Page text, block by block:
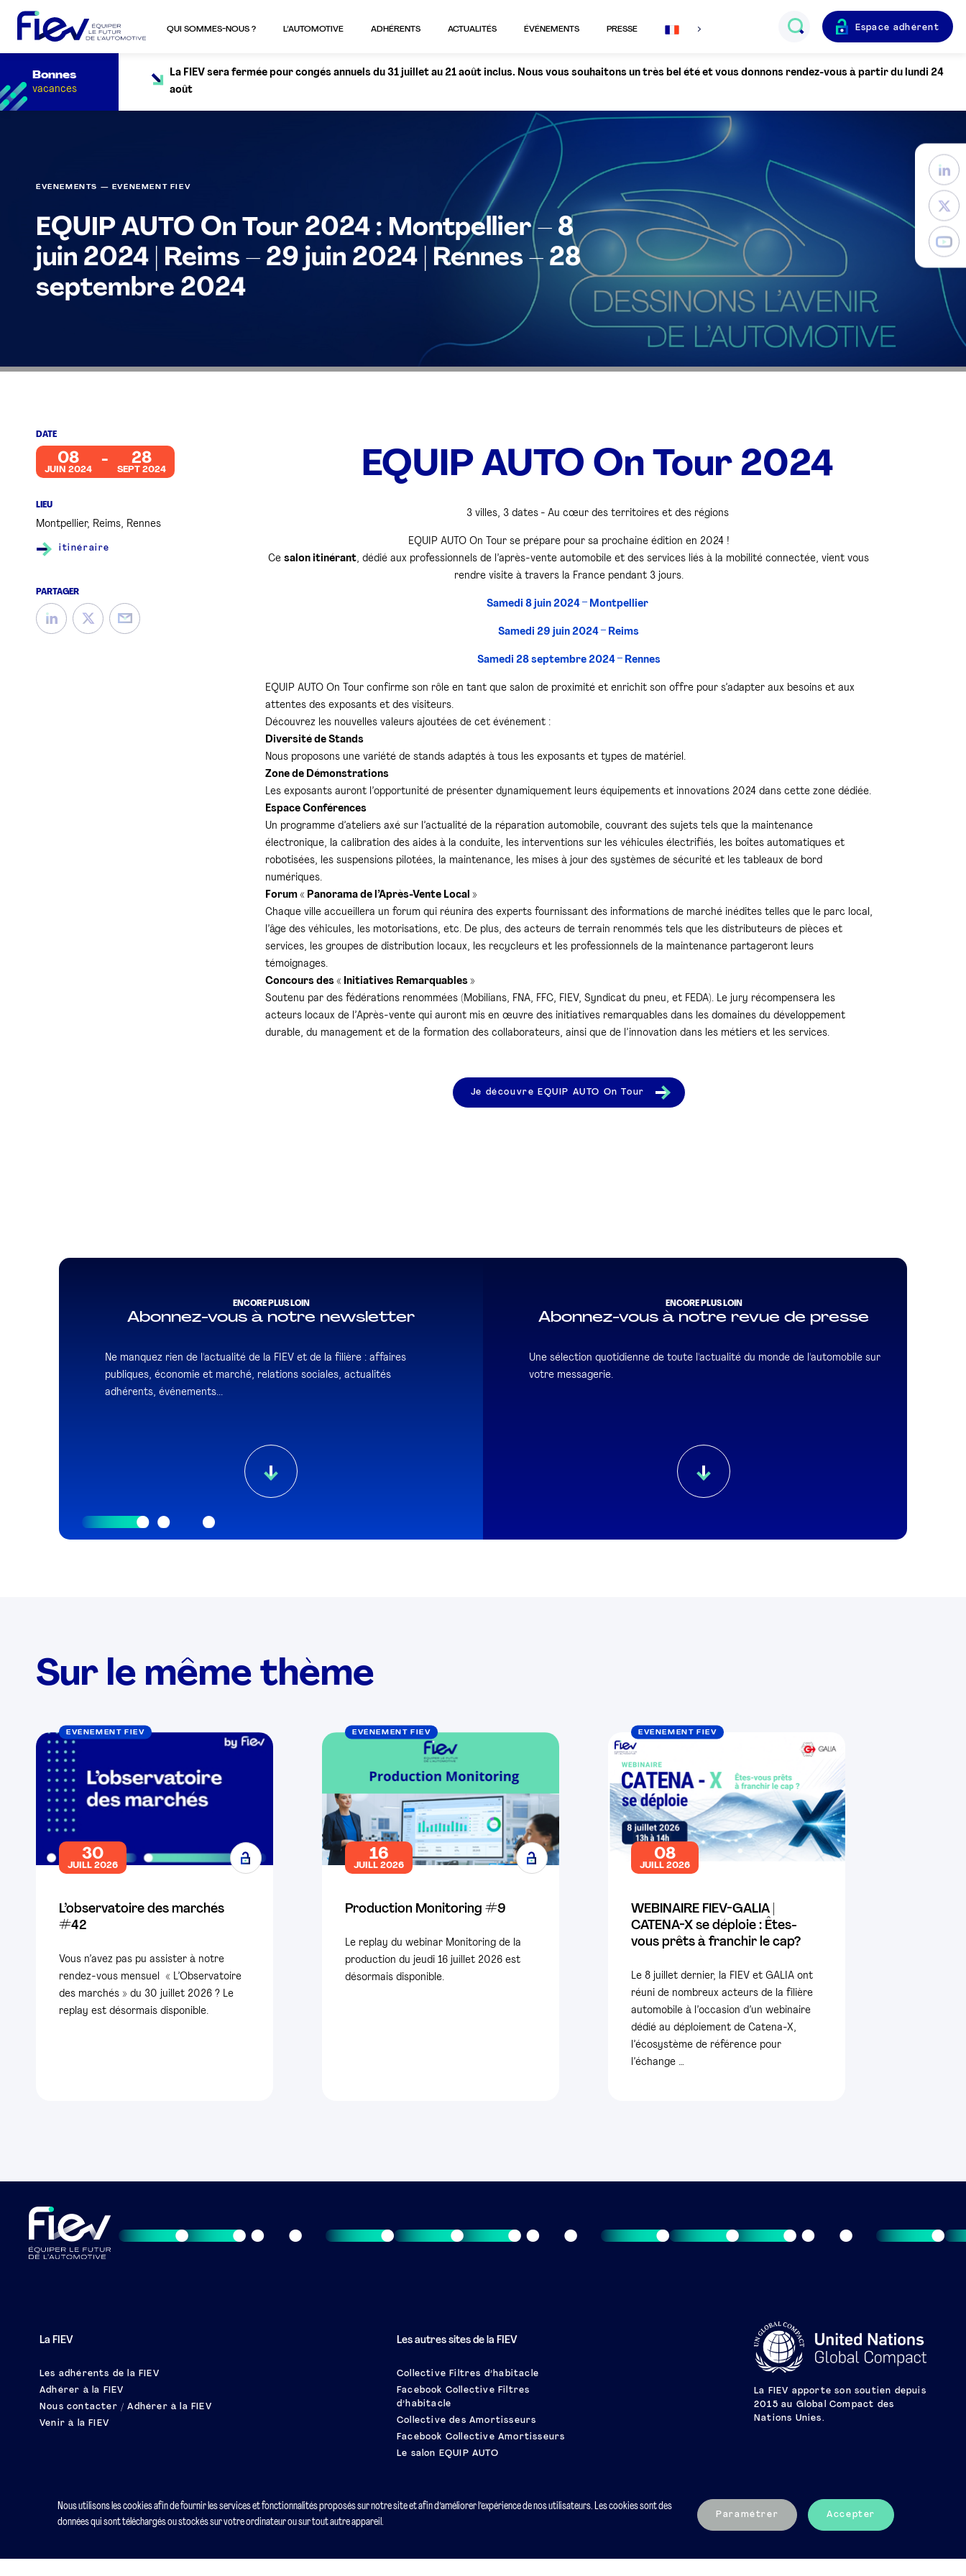
QUI SOMMES-NOUS ? L’AUTOMOTIVE ADHÉRENTS ACTUALITÉS ÉVÉNEMENTS PRESSE
Français
Espace adhérent
Bonnes
vacances
La FIEV sera fermée pour congés annuels du 31 juillet au 21 août inclus. Nous vous souhaitons un très bel été et vous donnons rendez-vous à partir du lundi 24
août
ÉVÈNEMENTS — EVÉNEMENT FIEV
EQUIP AUTO On Tour 2024 : Montpellier – 8
juin 2024 | Reims – 29 juin 2024 | Rennes – 28
septembre 2024
DATE
08
JUIN 2024
28
SEPT 2024
LIEU
Montpellier, Reims, Rennes
itinéraire
PARTAGER
EQUIP AUTO On Tour 2024
3 villes, 3 dates - Au cœur des territoires et des régions
EQUIP AUTO On Tour se prépare pour sa prochaine édition en 2024 !
Cesalon itinérant, dédié aux professionnels de l’après-vente automobile et des services liés à la mobilité connectée, vient vous
rendre visite à travers la France pendant 3 jours.
Samedi 8 juin 2024 – Montpellier
Samedi 29 juin 2024 – Reims
Samedi 28 septembre 2024 – Rennes
EQUIP AUTO On Tour confirme son rôle en tant que salon de proximité et enrichit son offre pour s’adapter aux besoins et aux
attentes des exposants et des visiteurs.
Découvrez les nouvelles valeurs ajoutées de cet événement :
Diversité de Stands
Nous proposons une variété de stands adaptés à tous les exposants et types de matériel.
Zone de Démonstrations
Les exposants auront l’opportunité de présenter dynamiquement leurs équipements et innovations 2024 dans cette zone dédiée.
Espace Conférences
Un programme d’ateliers axé sur l’actualité de la réparation automobile, couvrant des sujets tels que la maintenance
électronique, la calibration des aides à la conduite, les interventions sur les véhicules électrifiés, les boîtes automatiques et
robotisées, les suspensions pilotées, la maintenance, les mises à jour des systèmes de sécurité et les tableaux de bord
numériques.
Forum « Panorama de l’Après-Vente Local »
Chaque ville accueillera un forum qui réunira des experts fournissant des informations de marché inédites telles que le parc local,
l’âge des véhicules, les motorisations, etc. De plus, des acteurs de terrain renommés tels que les distributeurs de pièces et
services, les groupes de distribution locaux, les recycleurs et les professionnels de la maintenance partageront leurs
témoignages.
Concours des « Initiatives Remarquables »
Soutenu par des fédérations renommées (Mobilians, FNA, FFC, FIEV, Syndicat du pneu, et FEDA). Le jury récompensera les
acteurs locaux de l’Après-vente qui auront mis en œuvre des initiatives remarquables dans les domaines du développement
durable, du management et de la formation des collaborateurs, ainsi que de l’innovation dans les métiers et les services.
Je découvre EQUIP AUTO On Tour
ENCORE PLUS LOIN
Abonnez-vous à notre newsletter
Ne manquez rien de l'actualité de la FIEV et de la filière : affaires
publiques, économie et marché, relations sociales, actualités
adhérents, événements...
ENCORE PLUS LOIN
Abonnez-vous à notre revue de presse
Une sélection quotidienne de toute l'actualité du monde de l'automobile sur
votre messagerie.
Sur le même thème
EVÉNEMENT FIEV
30
JUILL 2026
L’observatoire des marchés
#42
Vous n’avez pas pu assister à notre
rendez-vous mensuel « L’Observatoire
des marchés » du 30 juillet 2026 ? Le
replay est désormais disponible.
EVÉNEMENT FIEV
16
JUILL 2026
Production Monitoring #9
Le replay du webinar Monitoring de la
production du jeudi 16 juillet 2026 est
désormais disponible.
EVÉNEMENT FIEV
08
JUILL 2026
WEBINAIRE FIEV-GALIA |
CATENA-X se déploie : Êtes-
vous prêts à franchir le cap?
Le 8 juillet dernier, la FIEV et GALIA ont
réuni de nombreux acteurs de la filière
automobile à l’occasion d’un webinaire
dédié au déploiement de Catena-X,
l’écosystème de référence pour
l’échange …
La FIEV
Les adhérents de la FIEV
Adhérer à la FIEV
Nous contacter / Adhérer à la FIEV
Venir à la FIEV
Les autres sites de la FIEV
Collective Filtres d’habitacle
Facebook Collective Filtres
d’habitacle
Collective des Amortisseurs
Facebook Collective Amortisseurs
Le salon EQUIP AUTO
La FIEV apporte son soutien depuis
2015 au Global Compact des
Nations Unies.
Mentions légales Charte éthique
Nous utilisons les cookies afin de fournir les services et fonctionnalités proposés sur notre site et afin d’améliorer l’expérience de nos utilisateurs. Les cookies sont des
données qui sont téléchargés ou stockés sur votre ordinateur ou sur tout autre appareil.
Paramétrer Accepter